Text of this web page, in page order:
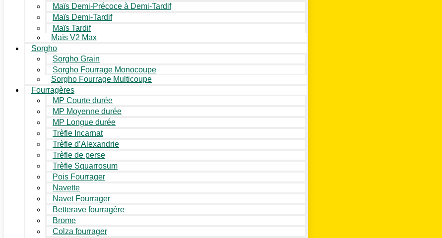
Maïs Demi-Précoce à Demi-Tardif
Maïs Demi-Tardif
Maïs Tardif
Maïs V2 Max
Sorgho
Sorgho Grain
Sorgho Fourrage Monocoupe
Sorgho Fourrage Multicoupe
Fourragères
MP Courte durée
MP Moyenne durée
MP Longue durée
Trèfle Incarnat
Trèfle d’Alexandrie
Trèfle de perse
Trèfle Squarrosum
Pois Fourrager
Navette
Navet Fourrager
Betterave fourragère
Brome
Colza fourrager